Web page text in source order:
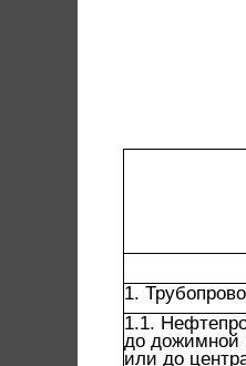
1.
1.1.
до дожимной
или до